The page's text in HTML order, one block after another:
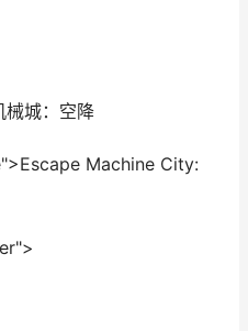
城：空降
Machine City: